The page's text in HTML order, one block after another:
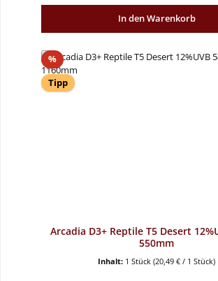
In den Warenkorb
%Rabatt
Tipp
Arcadia D3+ Reptile T5 Desert
550mm
Inhalt: 1 Stück (20,49 € / 1 Stück)